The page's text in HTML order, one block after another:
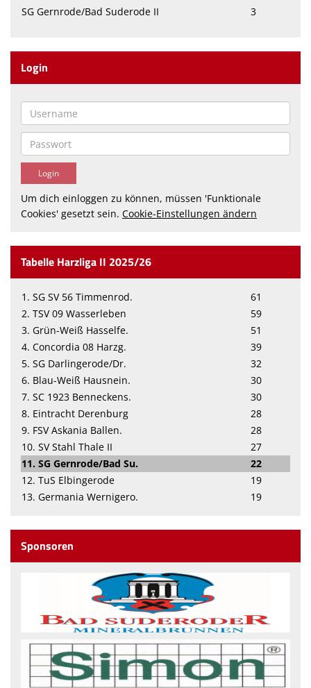
SG Gernrode/Bad Suderode II
3
Login
Um dich einloggen zu können, müssen 'Funktionale
Cookies' gesetzt sein. Cookie-Einstellungen ändern
Tabelle Harzliga II 2025/26
1. SG SV 56 Timmenrod.
61
2. TSV 09 Wasserleben
59
3. Grün-Weiß Hasselfe.
51
4. Concordia 08 Harzg.
39
5. SG Darlingerode/Dr.
32
6. Blau-Weiß Hausnein.
30
7. SC 1923 Benneckens.
30
8. Eintracht Derenburg
28
9. FSV Askania Ballen.
28
10. SV Stahl Thale II
27
11. SG Gernrode/Bad Su.
22
12. TuS Elbingerode
19
13. Germania Wernigero.
19
Sponsoren